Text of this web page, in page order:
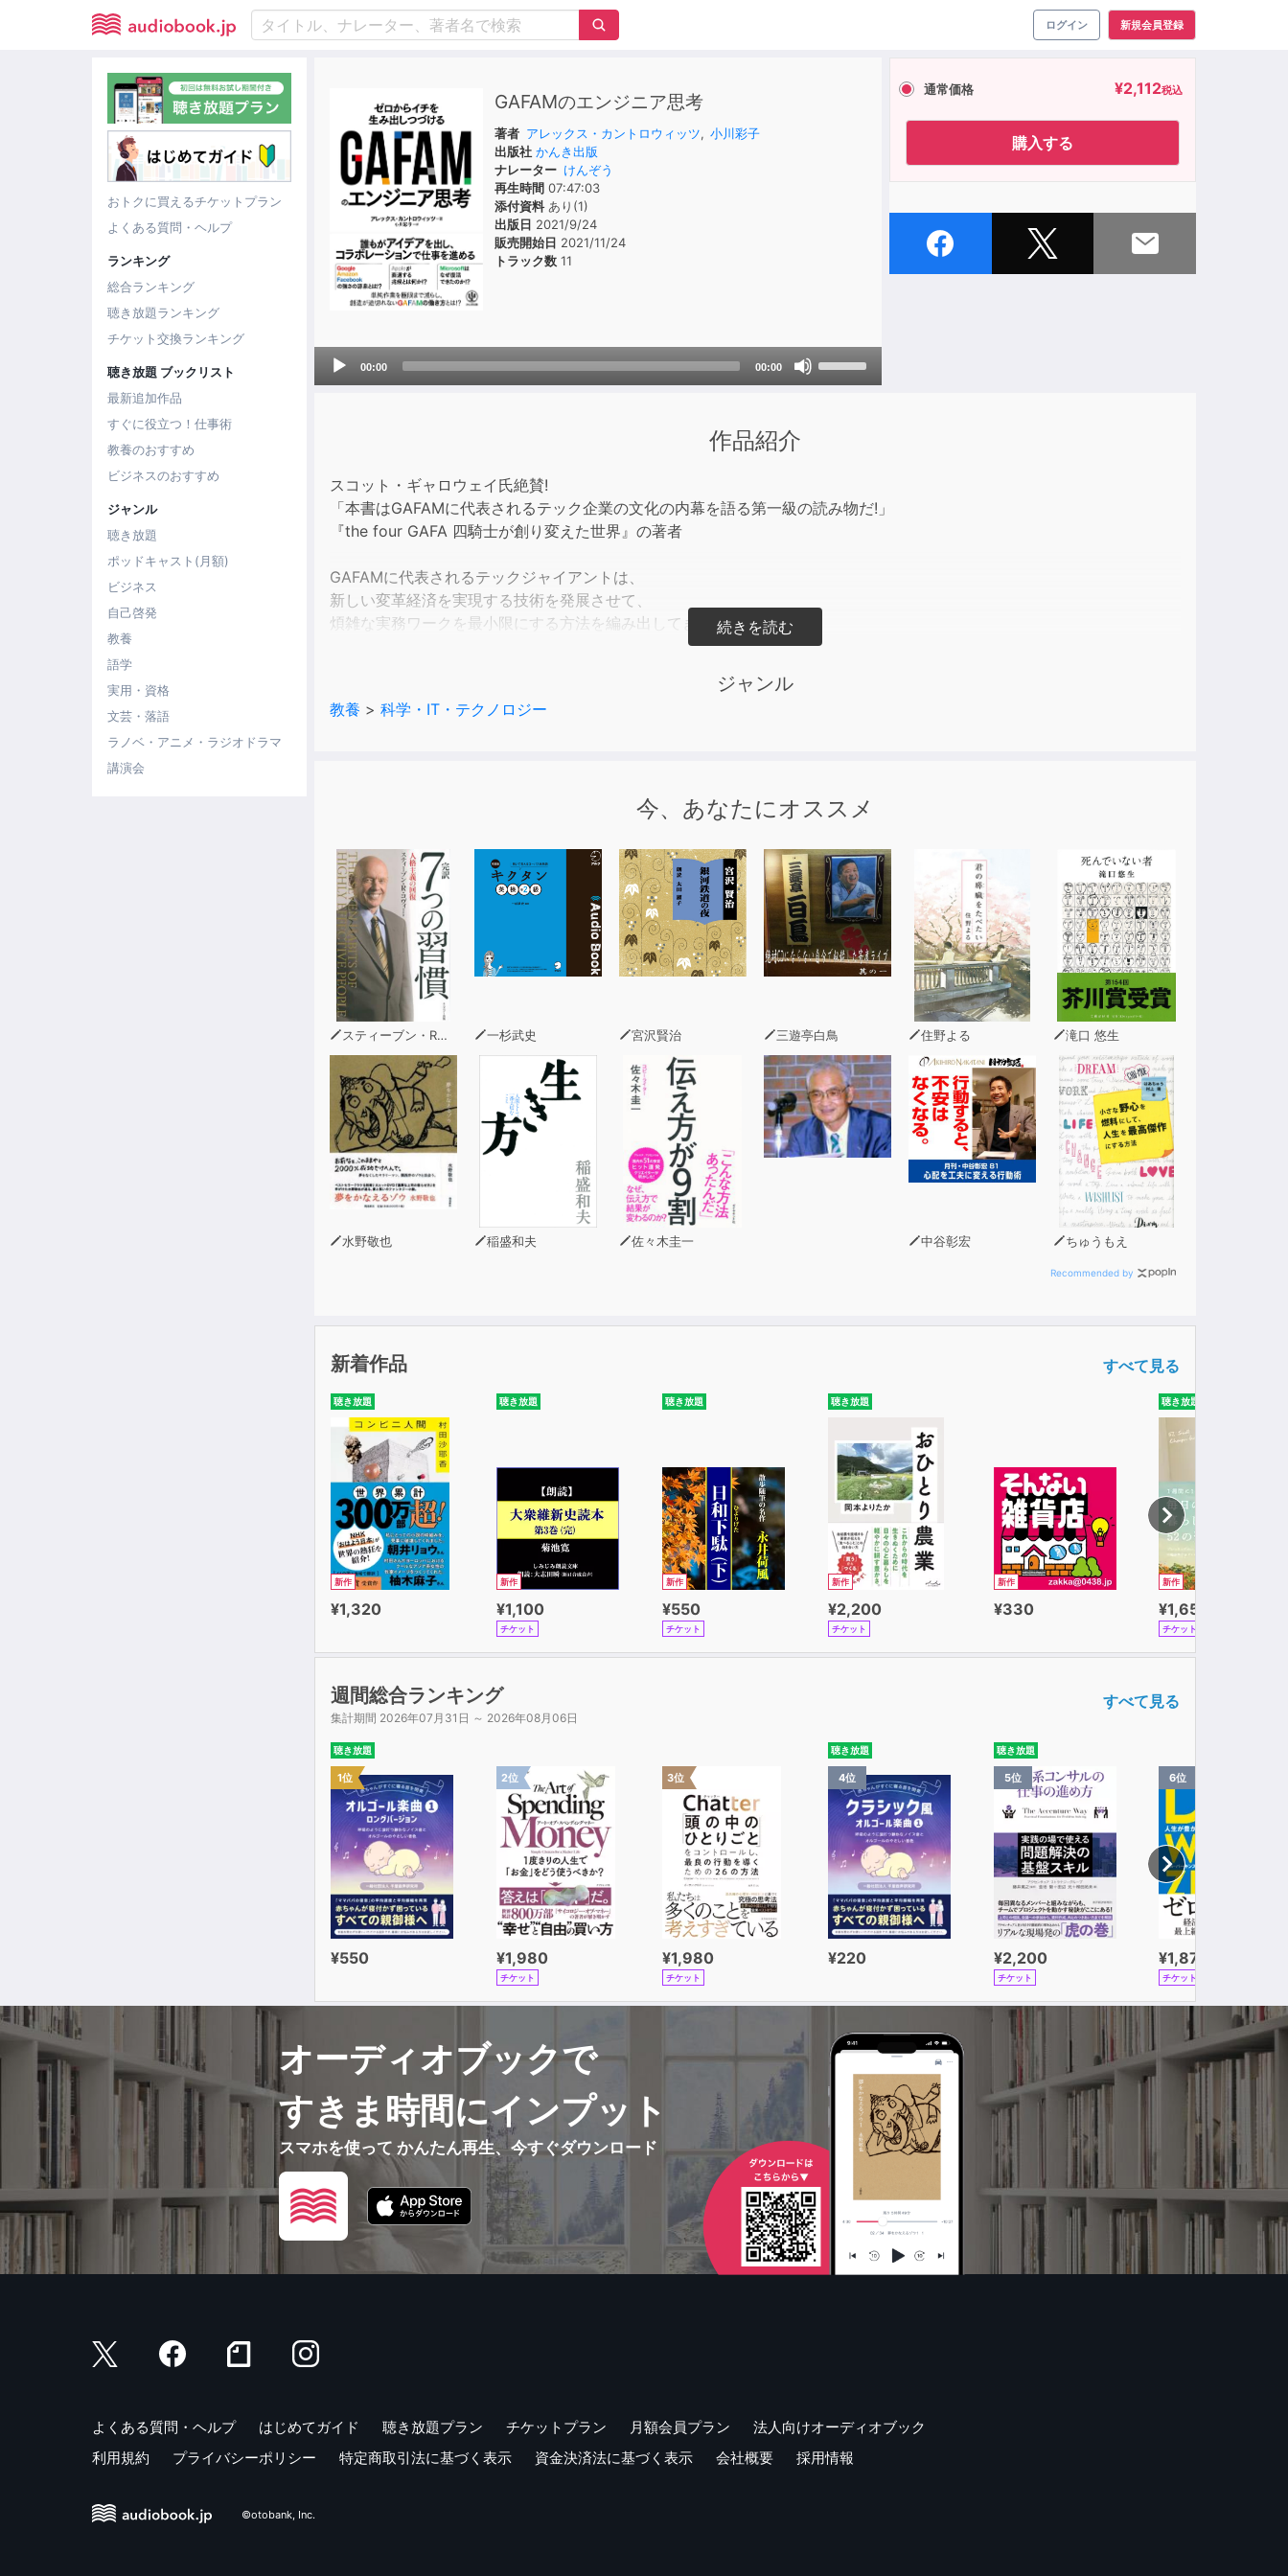
ログイン 新規会員登録
おトクに買えるチケットプラン
よくある質問・ヘルプ
ランキング
総合ランキング
聴き放題ランキング
チケット交換ランキング
聴き放題 ブックリスト
最新追加作品
すぐに役立つ！仕事術
教養のおすすめ
ビジネスのおすすめ
ジャンル
聴き放題
ポッドキャスト(月額)
ビジネス
自己啓発
教養
語学
実用・資格
文芸・落語
ラノベ・アニメ・ラジオドラマ
講演会
GAFAMのエンジニア思考
著者 アレックス・カントロウィッツ, 小川彩子
出版社 かんき出版
ナレーター けんぞう
再生時間 07:47:03
添付資料あり(1)
出版日 2021/9/24
販売開始日 2021/11/24
トラック数 11
Audio
Player
00:00 00:00
decrease
通常価格 ¥2,112税込
購入する
作品紹介
スコット・ギャロウェイ氏絶賛!
「本書はGAFAMに代表されるテック企業の文化の内幕を語る第一級の読み物だ!」
『the four GAFA 四騎士が創り変えた世界』の著者
GAFAMに代表されるテックジャイアントは、
新しい変革経済を実現する技術を発展させて、
煩雑な実務ワークを最小限にする方法を編み出してきた。
つまりテックジャイアントの文化は、
ピチャイ、ナデラは、ビジョナリーではない。
アマゾンやフェイスブック、グーグル、
マイクロソフトの頂点で、彼らは自分のアイデアではなく、
従業員たちのアイデアを実現するために働いている。
そして、そのための仕組みを構築してきた。
これらのCEOたちはみなエンジニア出身で、
世界中の主要な企業によくある販売部門や経営部門の
出身ではない。彼らの企業運営体制は、
そういう背景から導き出されたものだ。
これらの企業の変革にあふれた文化の中核には、
「エンジニア思考」とでも呼ぶべきものがある。
エンジニア思考とは、技術重視の態度という意味ではなく、
構築や創造、変革の文化を支える考え方のことだ。
エンジニアが仕事に取り組むやり方にもとづいているが、
もっと小さな会社でも同じように、
本書は、エンジニア思考を解き明かし、
どのようにベゾスやザッカーバーグ、
ピチャイ、ナデラがアイデアの発想をうながし、
実現するための仕組みづくりをしているかを説明する。
エンジニア思考は間もなく世界中の企業で、
一般的な考え方になるだろう。
本書に登場するテックジャイアントの物語を通じて、
世界トップクラスの企業がどのように
AIや自動化を利用しているかがわかる。
それとともに読者が自分自身の職場で、
実践できるモデルを提供する。
ジャンル
教養 > 科学・IT・テクノロジー
今、あなたにオススメ
スティーブン・R・コヴィー 一杉武史 宮沢賢治 三遊亭白鳥 住野よる 滝口 悠生
水野敬也 稲盛和夫 佐々木圭一 中谷彰宏 ちゅうもえ
Recommended by
新着作品 すべて見る
聴き放題
新作
¥1,320
聴き放題
新作
¥1,100
チケット
聴き放題
新作
¥550
チケット
聴き放題
新作
¥2,200
チケット
新作
¥330
聴き放題
新作
¥1,650
チケット
週間総合ランキング
集計期間 2026年07月31日 ～ 2026年08月06日
すべて見る
聴き放題
1位
¥550
2位
¥1,980
チケット
3位
¥1,980
チケット
聴き放題
4位
¥220
聴き放題
5位
¥2,200
チケット
6位
¥1,870
チケット
オーディオブックで
すきま時間にインプット
スマホを使って かんたん再生、今すぐダウンロード
よくある質問・ヘルプ はじめてガイド 聴き放題プラン チケットプラン 月額会員プラン
法人向けオーディオブック
利用規約
プライバシーポリシー 特定商取引法に基づく表示 資金決済法に基づく表示 会社概要 採用情報
©otobank, Inc.